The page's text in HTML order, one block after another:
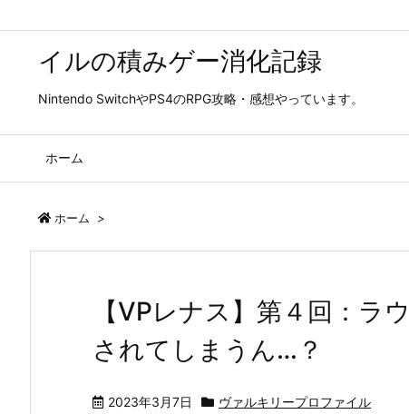
イルの積みゲー消化記録
Nintendo SwitchやPS4のRPG攻略・感想やっています。
ホーム
ホーム >
【VPレナス】第４回：
されてしまうん…？
2023年3月7日 ヴァルキリープロファイル